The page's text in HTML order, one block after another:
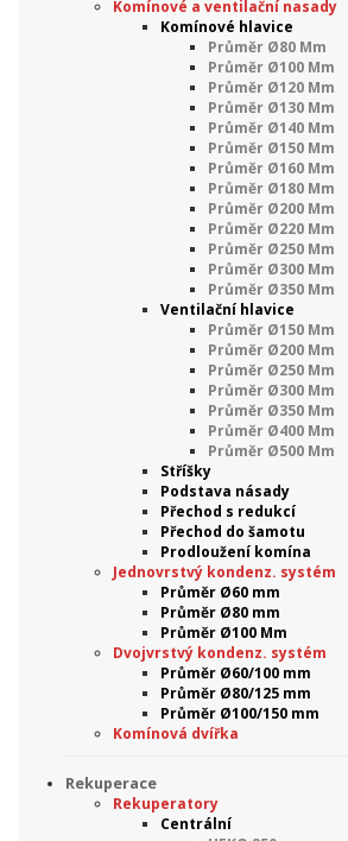
Komínové a ventilační nasady
Komínové hlavice
Průměr Ø80 Mm
Průměr Ø100 Mm
Průměr Ø120 Mm
Průměr Ø130 Mm
Průměr Ø140 Mm
Průměr Ø150 Mm
Průměr Ø160 Mm
Průměr Ø180 Mm
Průměr Ø200 Mm
Průměr Ø220 Mm
Průměr Ø250 Mm
Průměr Ø300 Mm
Průměr Ø350 Mm
Ventilační hlavice
Průměr Ø150 Mm
Průměr Ø200 Mm
Průměr Ø250 Mm
Průměr Ø300 Mm
Průměr Ø350 Mm
Průměr Ø400 Mm
Průměr Ø500 Mm
Stříšky
Podstava násady
Přechod s redukcí
Přechod do šamotu
Prodloužení komína
Jednovrstvý kondenz. systém
Průměr Ø60 mm
Průměr Ø80 mm
Průměr Ø100 Mm
Dvojvrstvý kondenz. systém
Průměr Ø60/100 mm
Průměr Ø80/125 mm
Průměr Ø100/150 mm
Komínová dvířka
Rekuperace
Rekuperatory
Centrální